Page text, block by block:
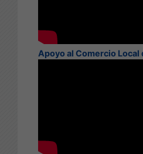
Apoyo al Comercio Local